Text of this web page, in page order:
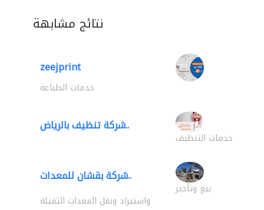
نتائج مشابهة
zeejprint
خدمات الطباعة
شركة تنظيف بالرياض..
خدمات التنظيف
شركة بقشان للمعدات..
بيع وتأجير
واستيراد ونقل المعدات الثقيلة